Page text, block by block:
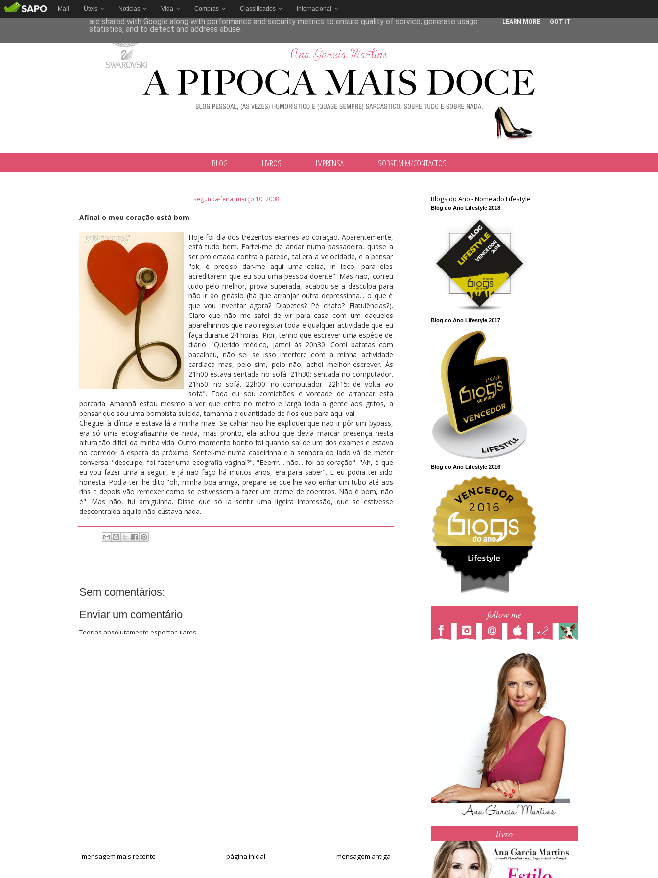
Mail Úteis Notícias Vida Compras Classificados Internacional
BLOG LIVROS IMPRENSA SOBRE MIM/CONTACTOS
segunda-feira, março 10, 2008
Afinal o meu coração está bom
Hoje foi dia dos trezentos exames ao coração. Aparentemente,
está tudo bem. Fartei-me de andar numa passadeira, quase a
ser projectada contra a parede, tal era a velocidade, e a pensar
"ok, é preciso dar-me aqui uma coisa, in loco, para eles
acreditarem que eu sou uma pessoa doente". Mas não, correu
tudo pelo melhor, prova superada, acabou-se a desculpa para
não ir ao ginásio (há que arranjar outra depressinha... o que é
que vou inventar agora? Diabetes? Pé chato? Flatulências?).
Claro que não me safei de vir para casa com um daqueles
aparelhinhos que irão registar toda e qualquer actividade que eu
faça durante 24 horas. Pior, tenho que escrever uma espécie de
diário. "Querido médico, jantei às 20h30. Comi batatas com
bacalhau, não sei se isso interfere com a minha actividade
cardíaca mas, pelo sim, pelo não, achei melhor escrever. Às
21h00 estava sentada no sofá. 21h30: sentada no computador.
21h50: no sofá. 22h00: no computador. 22h15: de volta ao
sofá". Toda eu sou comichões e vontade de arrancar esta
porcaria. Amanhã estou mesmo a ver que entro no metro e larga toda a gente aos gritos, a
pensar que sou uma bombista suicida, tamanha a quantidade de fios que para aqui vai.
Cheguei à clínica e estava lá a minha mãe. Se calhar não lhe expliquei que não ir pôr um bypass,
era só uma ecografiazinha de nada, mas pronto, ela achou que devia marcar presença nesta
altura tão difícil da minha vida. Outro momento bonito foi quando saí de um dos exames e estava
no corredor à espera do próximo. Sentei-me numa cadeirinha e a senhora do lado vá de meter
conversa: "desculpe, foi fazer uma ecografia vaginal?". "Eeerrr.... não... foi ao coração". "Ah, é que
eu vou fazer uma a seguir, e já não faço há muitos anos, era para saber". E eu podia ter sido
honesta. Podia ter-lhe dito "oh, minha boa amiga, prepare-se que lhe vão enfiar um tubo até aos
rins e depois vão remexer como se estivessem a fazer um creme de coentros. Não é bom, não
é". Mas não, fui amiguinha. Disse que só ia sentir uma ligeira impressão, que se estivesse
descontraída aquilo não custava nada.
Sem comentários:
Enviar um comentário
Teorias absolutamente espectaculares
mensagem mais recente mensagem antiga
página inicial
Blogs do Ano - Nomeado Lifestyle
Blog do Ano Lifestyle 2018
Blog do Ano Lifestyle 2017
Blog do Ano Lifestyle 2016
follow me
livro
This site uses cookies from Google to deliver its services and to analyze traffic. Your IP address and user-agent
are shared with Google along with performance and security metrics to ensure quality of service, generate usage
statistics, and to detect and address abuse.
LEARN MORE GOT IT